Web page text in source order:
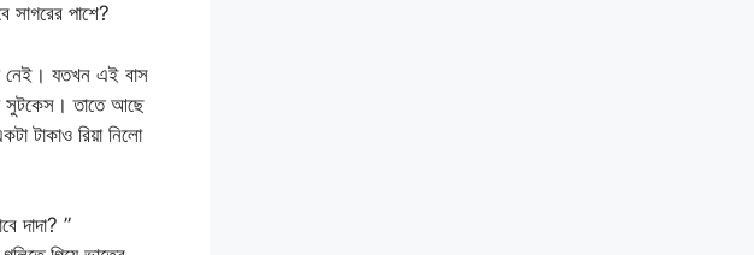
পাশে?
নেই। যতখন এই বাস
সুটকেস। তাতে আছে
টাকাও রিয়া নিলো
দাদা? ”